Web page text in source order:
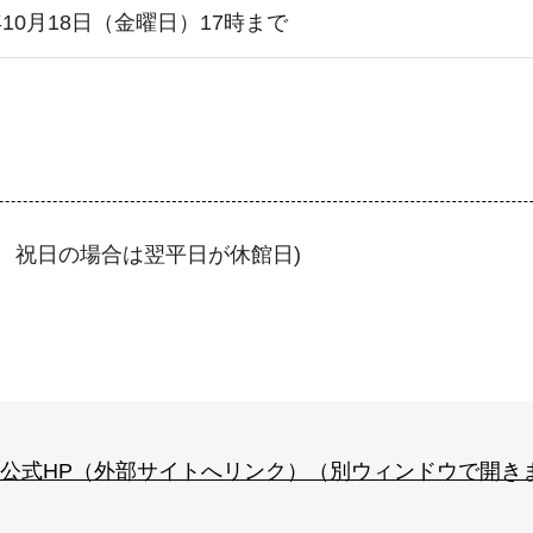
月18日（金曜日）17時まで
日の場合は翌平日が休館日)
式HP（外部サイトへリンク）（別ウィンドウで開き